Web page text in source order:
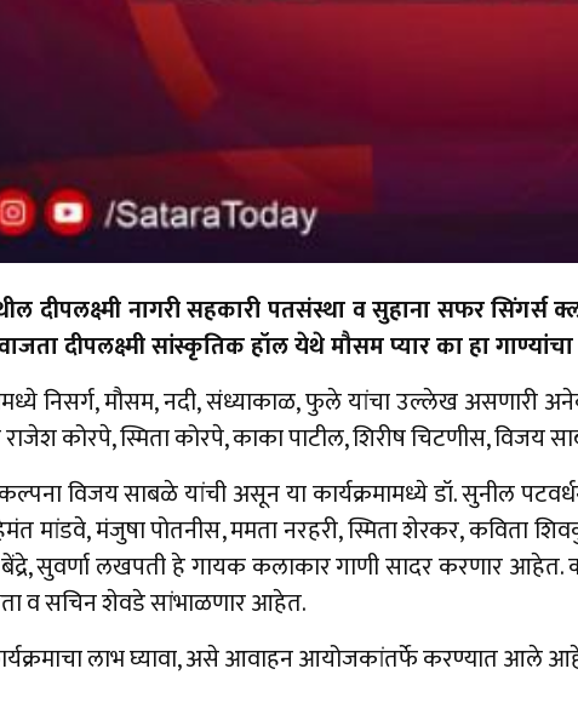
दीपलक्ष्मी नागरी सहकारी पतसंस्था व सुहाना सफर सिंगर्स
दीपलक्ष्मी सांस्कृतिक हॉल येथे मौसम प्यार का हा
निसर्ग, मौसम, नदी, संध्याकाळ, फुले यांचा उल्लेख असणारी
कोरपे, स्मिता कोरपे, काका पाटील, शिरीष चिटणीस,
विजय साबळे यांची असून या कार्यक्रमामध्ये डॉ. सुनील
मांडवे, मंजुषा पोतनीस, ममता नरहरी, स्मिता शेरकर, कविता
बेंद्रे, सुवर्णा लखपती हे गायक कलाकार गाणी सादर करणार
व सचिन शेवडे सांभाळणार आहेत.
लाभ घ्यावा, असे आवाहन आयोजकांतर्फे करण्यात आले